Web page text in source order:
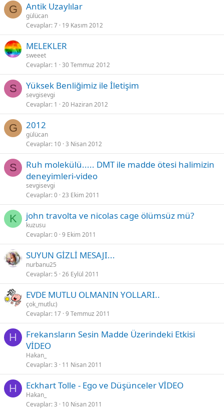
G Antik Uzaylılar
gülücan
Cevaplar 7 19 Kasım 2012
MELEKLER
sweeet
Cevaplar 1 30 Temmuz 2012
S Yüksek Benliğimiz ile İletişim
sevgisevgi
Cevaplar 1 20 Haziran 2012
G 2012
gülücan
Cevaplar 10 3 Nisan 2012
S
Ruh molekülü..... DMT ile madde ötesi halimizin
deneyimleri‏-video
sevgisevgi
Cevaplar 0 23 Ekim 2011
K john travolta ve nicolas cage ölümsüz mü?
kuzusu
Cevaplar 0 9 Ekim 2011
SUYUN GİZLİ MESAJI...
nurbanu25
Cevaplar 5 26 Eylül 2011
EVDE MUTLU OLMANIN YOLLARI..
çok_mutlu:)
Cevaplar 17 9 Temmuz 2011
H
Frekansların Sesin Madde Üzerindeki Etkisi
VİDEO
Hakan_
Cevaplar 3 11 Nisan 2011
H Eckhart Tolle - Ego ve Düşünceler VİDEO
Hakan_
Cevaplar 3 10 Nisan 2011